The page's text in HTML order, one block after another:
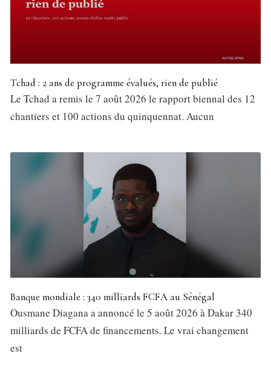
Tchad : 2 ans de programme évalués, rien de publié
Le Tchad a remis le 7 août 2026 le rapport biennal des 12
chantiers et 100 actions du quinquennat. Aucun
Banque mondiale : 340 milliards FCFA au Sénégal
Ousmane Diagana a annoncé le 5 août 2026 à Dakar 340
milliards de FCFA de financements. Le vrai changement
est